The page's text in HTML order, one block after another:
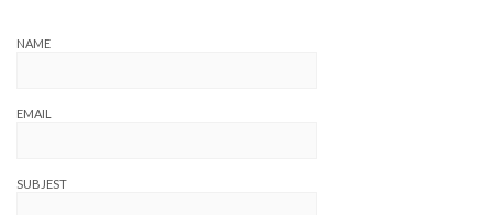
NAME
EMAIL
SUBJEST